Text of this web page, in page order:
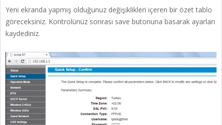
Yeni ekranda yapmış olduğunuz değişiklikleri içeren bir özet tablo
göreceksiniz. Kontrolünüz sonrası save butonuna basarak ayarları
kaydediniz.